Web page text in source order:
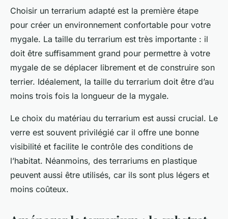
Choisir un terrarium adapté est la première étape
pour créer un environnement confortable pour votre
mygale. La taille du terrarium est très importante : il
doit être suffisamment grand pour permettre à votre
mygale de se déplacer librement et de construire son
terrier. Idéalement, la taille du terrarium doit être d’au
moins trois fois la longueur de la mygale.
Le choix du matériau du terrarium est aussi crucial. Le
verre est souvent privilégié car il offre une bonne
visibilité et facilite le contrôle des conditions de
l’habitat. Néanmoins, des terrariums en plastique
peuvent aussi être utilisés, car ils sont plus légers et
moins coûteux.